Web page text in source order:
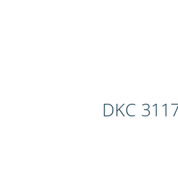
DKC